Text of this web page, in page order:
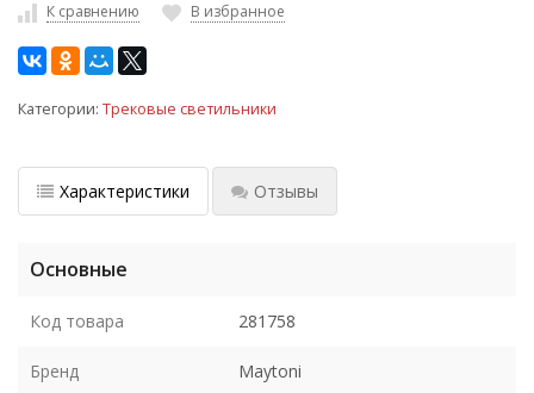
К сравнению В избранное
Категории: Трековые светильники
Характеристики Отзывы
Основные
Код товара 281758
Бренд Maytoni